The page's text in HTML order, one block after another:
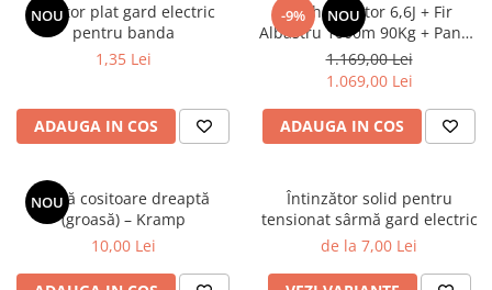
NOU
Izolator plat gard electric
pentru banda
1,35 Lei
ADAUGA IN COS
-9% NOU
Pachet Daltor 6,6J + Fir
Albastru 1000m 90Kg + Panou
30W cu regulator +
Acumulator 12Ah
1.169,00 Lei
1.069,00 Lei
ADAUGA IN COS
NOU
Lamă cositoare dreaptă
(groasă) – Kramp
10,00 Lei
Întinzător solid pentru
tensionat sârmă gard electric
de la 7,00 Lei